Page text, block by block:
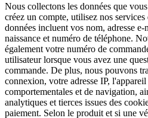
Nous collectons les données que
créez un compte, utilisez nos
données incluent vos nom, adresse e-
naissance et numéro de téléphone.
également votre numéro de
utilisateur lorsque vous avez une
commande. De plus, nous pouvons
connexion, votre adresse IP,
comportementales et de navigation,
analytiques et tierces issues des
paiement. Selon le produit et si une